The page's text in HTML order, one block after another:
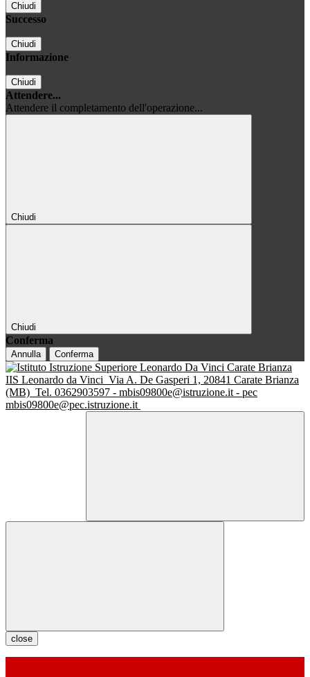
Chiudi
Successo
Chiudi
Informazione
Chiudi
Attendere...
Attendere il completamento dell'operazione...
Chiudi
Chiudi
Conferma
Annulla Conferma
IIS Leonardo da Vinci Via A. De Gasperi 1, 20841 Carate Brianza
(MB) Tel. 0362903597 - mbis09800e@istruzione.it - pec
mbis09800e@pec.istruzione.it
close